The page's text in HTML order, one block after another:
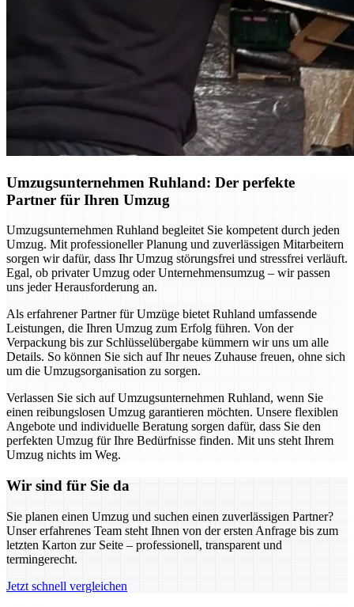
Umzugsunternehmen Ruhland: Der perfekte
Partner für Ihren Umzug
Umzugsunternehmen Ruhland begleitet Sie kompetent durch jeden
Umzug. Mit professioneller Planung und zuverlässigen Mitarbeitern
sorgen wir dafür, dass Ihr Umzug störungsfrei und stressfrei verläuft.
Egal, ob privater Umzug oder Unternehmensumzug – wir passen
uns jeder Herausforderung an.
Als erfahrener Partner für Umzüge bietet Ruhland umfassende
Leistungen, die Ihren Umzug zum Erfolg führen. Von der
Verpackung bis zur Schlüsselübergabe kümmern wir uns um alle
Details. So können Sie sich auf Ihr neues Zuhause freuen, ohne sich
um die Umzugsorganisation zu sorgen.
Verlassen Sie sich auf Umzugsunternehmen Ruhland, wenn Sie
einen reibungslosen Umzug garantieren möchten. Unsere flexiblen
Angebote und individuelle Beratung sorgen dafür, dass Sie den
perfekten Umzug für Ihre Bedürfnisse finden. Mit uns steht Ihrem
Umzug nichts im Weg.
Wir sind für Sie da
Sie planen einen Umzug und suchen einen zuverlässigen Partner?
Unser erfahrenes Team steht Ihnen von der ersten Anfrage bis zum
letzten Karton zur Seite – professionell, transparent und
termingerecht.
Jetzt schnell vergleichen